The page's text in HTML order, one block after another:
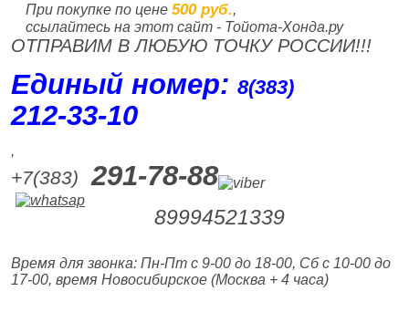
При покупке по цене 500 руб.,
ссылайтесь на этот сайт - Тойота-Хонда.ру
ОТПРАВИМ В ЛЮБУЮ ТОЧКУ РОССИИ!!!
Единый номер:8(383)
212‑33‑10
,
+7(383) 291-78-88
89994521339
Время для звонка: Пн-Пт с 9-00 до 18-00, Сб с 10-00 до
17-00, время Новосибирское (Москва + 4 часа)